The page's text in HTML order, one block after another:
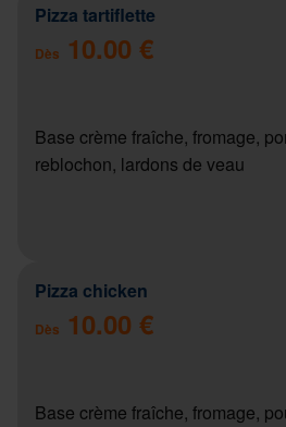
Pizza tartiflette
Dès 10.00 €
Base crème fraîche, fromage,
reblochon, lardons de veau
Pizza chicken
Dès 10.00 €
Base crème fraîche, fromage,